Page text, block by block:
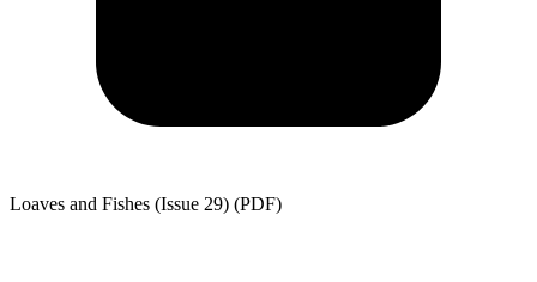
Loaves and Fishes (Issue 29) (PDF)